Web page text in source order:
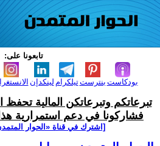
تابعونا على:
لينكدإن تيلكرامبنترست بودكاست
تبرعاتكم وتبرعاتكن المالية تحفظ
فشاركونا في دعم استمرارية
[اشترك في قناة ‫«الحوار